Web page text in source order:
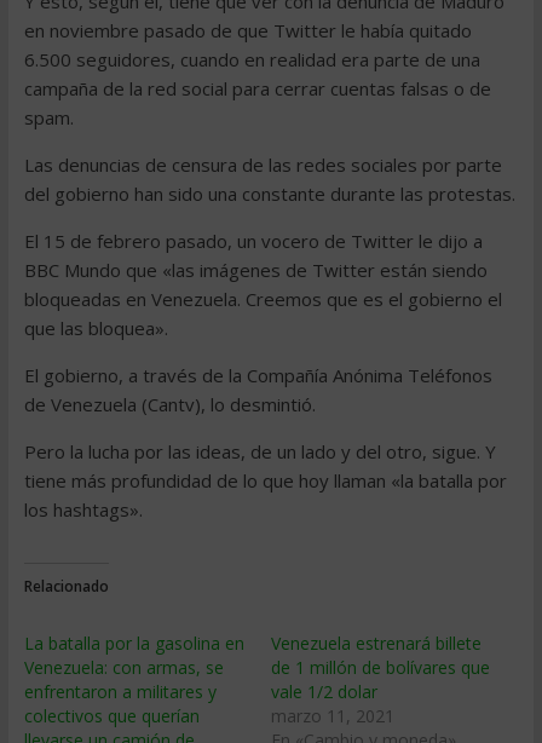
en noviembre pasado de que Twitter le había quitado
6.500 seguidores, cuando en realidad era parte de una
campaña de la red social para cerrar cuentas falsas o de
spam.
Las denuncias de censura de las redes sociales por parte
del gobierno han sido una constante durante las protestas.
El 15 de febrero pasado, un vocero de Twitter le dijo a
BBC Mundo que «las imágenes de Twitter están siendo
bloqueadas en Venezuela. Creemos que es el gobierno el
que las bloquea».
El gobierno, a través de la Compañía Anónima Teléfonos
de Venezuela (Cantv), lo desmintió.
Pero la lucha por las ideas, de un lado y del otro, sigue. Y
tiene más profundidad de lo que hoy llaman «la batalla por
los hashtags».
Relacionado
La batalla por la gasolina en
Venezuela: con armas, se
enfrentaron a militares y
colectivos que querían
Venezuela estrenará billete
de 1 millón de bolívares que
vale 1/2 dolar
marzo 11, 2021